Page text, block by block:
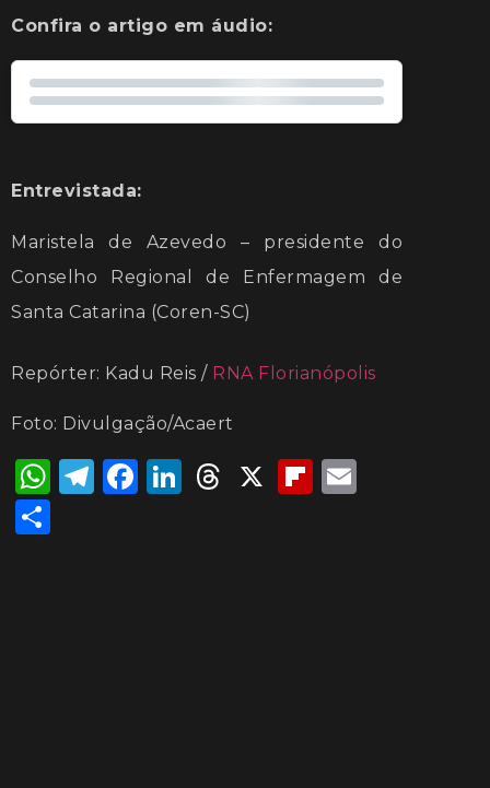
Confira o artigo em áudio:
Entrevistada:
Maristela de Azevedo – presidente do
Conselho Regional de Enfermagem de
Santa Catarina (Coren-SC)
Repórter: Kadu Reis / RNA Florianópolis
Foto: Divulgação/Acaert
WhatsApp
Telegram
Facebook
LinkedIn
Threads
X Flipboard